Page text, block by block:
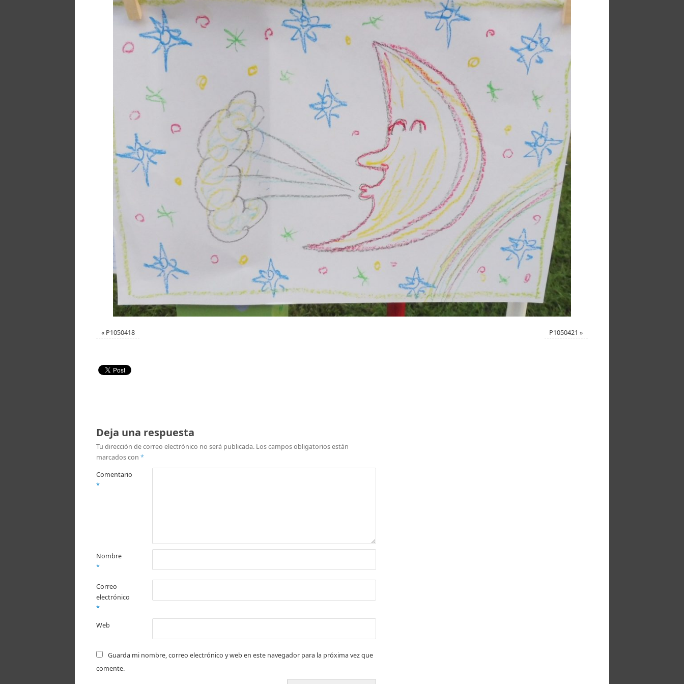
« P1050418 P1050421 »
Deja una respuesta
Tu dirección de correo electrónico no será publicada. Los campos obligatorios están
marcados con *
Comentario
*
Nombre
*
Correo
electrónico
*
Web
Guarda mi nombre, correo electrónico y web en este navegador para la próxima vez que
comente.